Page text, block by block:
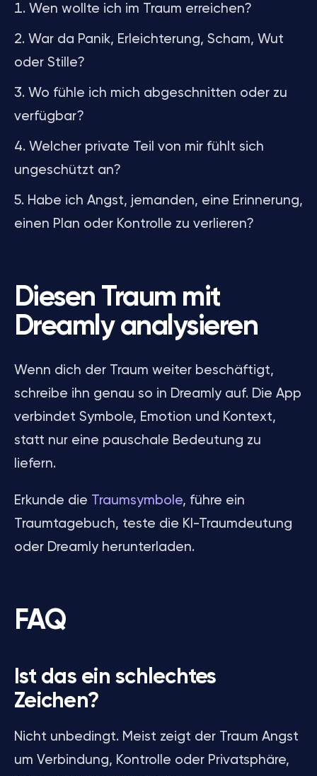
Wen wollte ich im Traum erreichen?
War da Panik, Erleichterung, Scham, Wut
oder Stille?
Wo fühle ich mich abgeschnitten oder zu
verfügbar?
Welcher private Teil von mir fühlt sich
ungeschützt an?
Habe ich Angst, jemanden, eine Erinnerung,
einen Plan oder Kontrolle zu verlieren?
Diesen Traum mit
Dreamly analysieren
Wenn dich der Traum weiter beschäftigt,
schreibe ihn genau so in Dreamly auf. Die App
verbindet Symbole, Emotion und Kontext,
statt nur eine pauschale Bedeutung zu
liefern.
Erkunde die Traumsymbole, führe ein
Traumtagebuch, teste die KI-Traumdeutung
oder Dreamly herunterladen.
FAQ
Ist das ein schlechtes
Zeichen?
Nicht unbedingt. Meist zeigt der Traum Angst
um Verbindung, Kontrolle oder Privatsphäre,